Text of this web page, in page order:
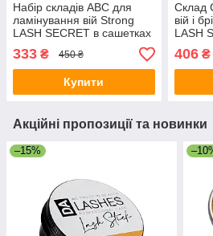
Набір складів АВС для
ламінування вій Strong
LASH SECRET в сашетках
вій) 0,8 г
333 ₴ 450 ₴
Купити
Склад
вій і
LASH
мл
406₴
Акційні пропозиції та новинки
–15%